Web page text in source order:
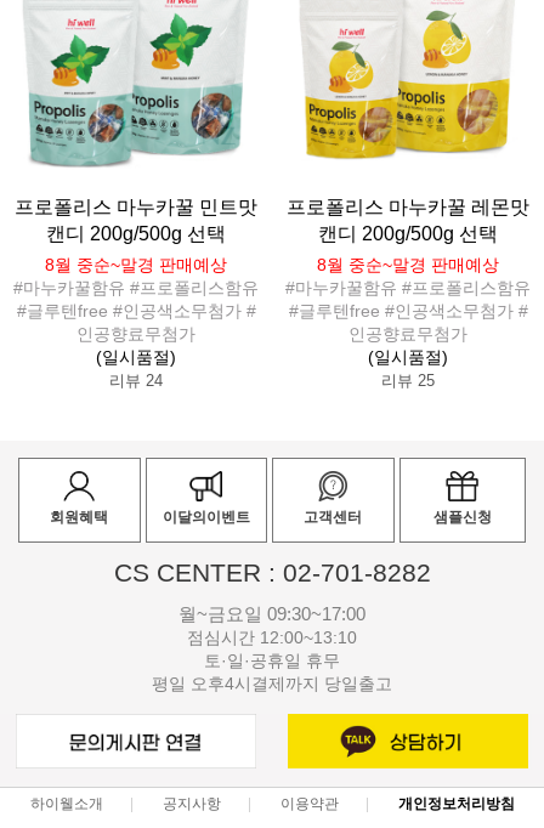
프로폴리스 마누카꿀 민트맛
캔디 200g/500g 선택
8월 중순~말경 판매예상
#마누카꿀함유 #프로폴리스함유
#글루텐free #인공색소무첨가 #
인공향료무첨가
(일시품절)
리뷰 24
프로폴리스 마누카꿀 레몬맛
캔디 200g/500g 선택
8월 중순~말경 판매예상
#마누카꿀함유 #프로폴리스함유
#글루텐free #인공색소무첨가 #
인공향료무첨가
(일시품절)
리뷰 25
회원혜택 이달의이벤트 고객센터 샘플신청
CS CENTER : 02-701-8282
월~금요일 09:30~17:00
점심시간 12:00~13:10
토·일·공휴일 휴무
평일 오후4시결제까지 당일출고
하이웰소개 공지사항 이용약관 개인정보처리방침